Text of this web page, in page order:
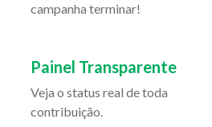
campanha terminar!
Painel Transparente
Veja o status real de toda
contribuição.